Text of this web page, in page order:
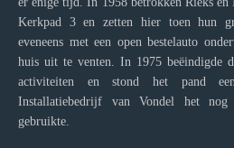
Kerkpad 3 en zetten hier toen hun
eveneens met een open bestelauto
huis uit te venten. In 1975 beëindigde
activiteiten en stond het pand
Installatiebedrijf van Vondel het
gebruikte.